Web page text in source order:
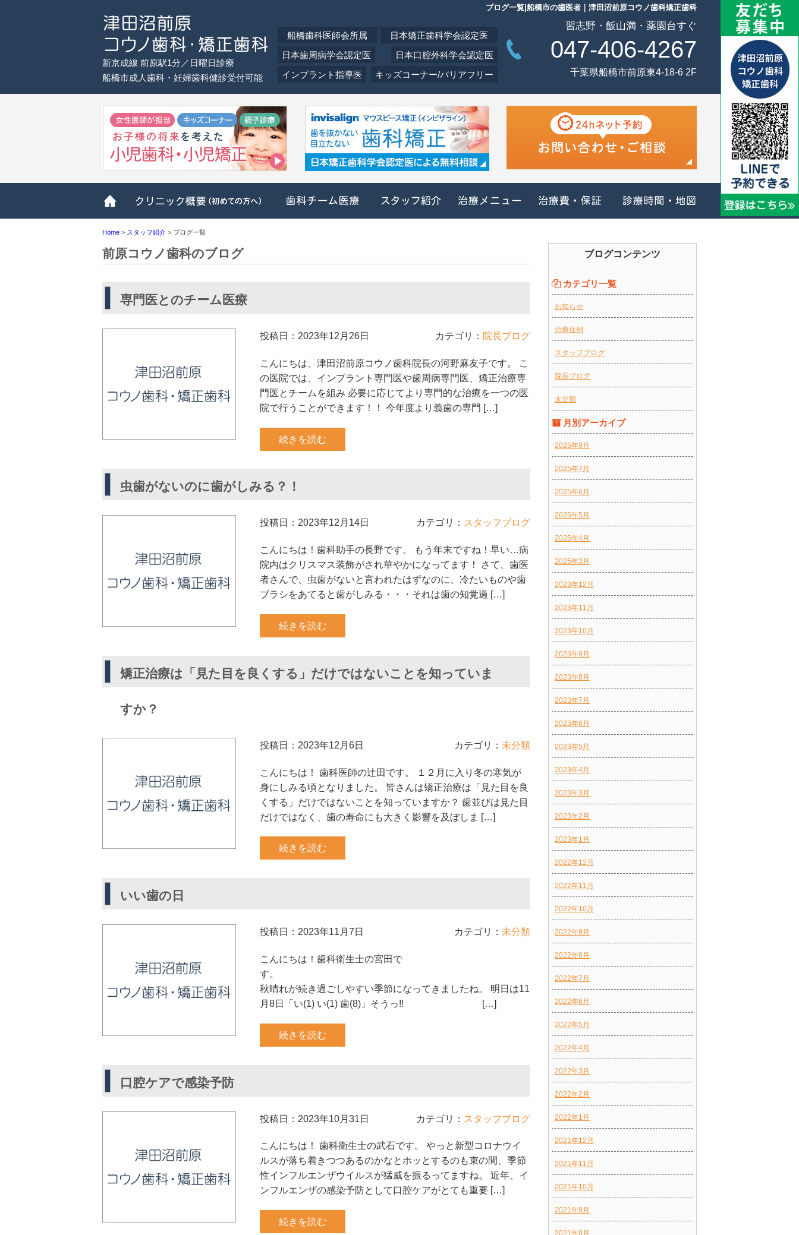
ブログ一覧|船橋市の歯医者｜津田沼前原コウノ歯科矯正歯科
新京成線 前原駅1分／日曜日診療
船橋市成人歯科・妊婦歯科健診受付可能
船橋歯科医師会所属
日本矯正歯科学会認定医
日本歯周病学会認定医
日本口腔外科学会認定医
インプラント指導医
キッズコーナー/バリアフリー
習志野・飯山満・薬園台すぐ
047-406-4267
千葉県船橋市前原東4-18-6 2F
ホーム クリニック概要(初めての方へ)歯科チーム医療 スタッフ紹介 治療メニュー 治療費・保証 診療時間・地図
Home > スタッフ紹介 > ブログ一覧
前原コウノ歯科のブログ
専門医とのチーム医療
投稿日：2023年12月26日 カテゴリ： 院長ブログ
こんにちは、津田沼前原コウノ歯科院長の河野麻友子です。 こ
の医院では、インプラント専門医や歯周病専門医、矯正治療専
門医とチームを組み 必要に応じてより専門的な治療を一つの医
院で行うことができます！！ 今年度より義歯の専門 […]
続きを読む
虫歯がないのに歯がしみる？！
投稿日：2023年12月14日 カテゴリ： スタッフブログ
こんにちは！歯科助手の長野です。 もう年末ですね！早い…病
院内はクリスマス装飾がされ華やかになってます！ さて、歯医
者さんで、虫歯がないと言われたはずなのに、冷たいものや歯
ブラシをあてると歯がしみる・・・それは歯の知覚過 […]
続きを読む
矯正治療は「見た目を良くする」だけではないことを知っていま
すか？
投稿日：2023年12月6日 カテゴリ： 未分類
こんにちは！ 歯科医師の辻田です。 １２月に入り冬の寒気が
身にしみる頃となりました。 皆さんは矯正治療は「見た目を良
くする」だけではないことを知っていますか？ 歯並びは見た目
だけではなく、歯の寿命にも大きく影響を及ぼしま […]
続きを読む
いい歯の日
投稿日：2023年11月7日 カテゴリ： 未分類
こんにちは！歯科衛生士の宮田で
す。
秋晴れが続き過ごしやすい季節になってきましたね。 明日は11
月8日「い(1) い(1) 歯(8)」そうっ!! […]
続きを読む
口腔ケアで感染予防
投稿日：2023年10月31日 カテゴリ： スタッフブログ
こんにちは！ 歯科衛生士の武石です。 やっと新型コロナウイ
ルスが落ち着きつつあるのかなとホッとするのも束の間、季節
性インフルエンザウイルスが猛威を振るってますね。 近年、イ
ンフルエンザの感染予防として口腔ケアがとても重要 […]
続きを読む
ブログコンテンツ
カテゴリ一覧
お知らせ
治療症例
スタッフブログ
院長ブログ
未分類
月別アーカイブ
2025年9月
2025年7月
2025年6月
2025年5月
2025年4月
2025年3月
2023年12月
2023年11月
2023年10月
2023年9月
2023年8月
2023年7月
2023年6月
2023年5月
2023年4月
2023年3月
2023年2月
2023年1月
2022年12月
2022年11月
2022年10月
2022年9月
2022年8月
2022年7月
2022年6月
2022年5月
2022年4月
2022年3月
2022年2月
2022年1月
2021年12月
2021年11月
2021年10月
2021年9月
2021年8月